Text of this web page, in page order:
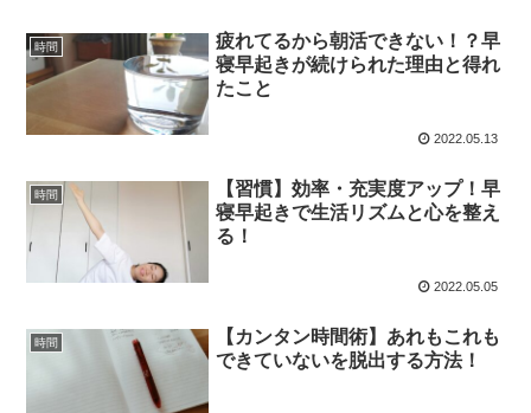
時間
疲れてるから朝活できない！？早
寝早起きが続けられた理由と得れ
たこと
2022.05.13
時間
【習慣】効率・充実度アップ！早
寝早起きで生活リズムと心を整え
る！
2022.05.05
時間
【カンタン時間術】あれもこれも
できていないを脱出する方法！